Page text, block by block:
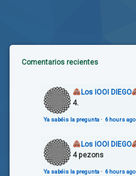
Comentarios recientes
Los IOOI DIEGO
4.
Ya sabéis la pregunta· 6 hours ago
Los IOOI DIEGO
4 pezons
Ya sabéis la pregunta· 6 hours ago